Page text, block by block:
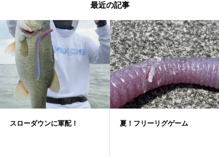
最近の記事
スローダウンに軍配！ 夏！フリーリグゲーム